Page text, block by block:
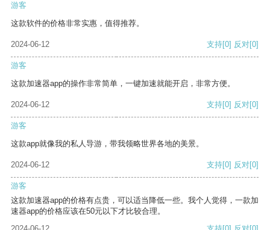
游客
这款软件的价格非常实惠，值得推荐。
2024-06-12 支持[0] 反对[0]
游客
这款加速器app的操作非常简单，一键加速就能开启，非常方便。
2024-06-12 支持[0] 反对[0]
游客
这款app就像我的私人导游，带我领略世界各地的美景。
2024-06-12 支持[0] 反对[0]
游客
这款加速器app的价格有点贵，可以适当降低一些。我个人觉得，一款加
速器app的价格应该在50元以下才比较合理。